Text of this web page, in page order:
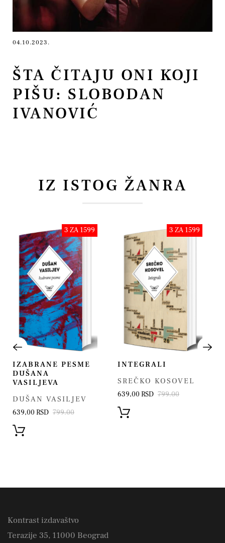
04.10.2023.
ŠTA ČITAJU ONI KOJI
PIŠU: SLOBODAN
IVANOVIĆ
IZ ISTOG ŽANRA
3 ZA 1599
IZABRANE PESME
DUŠANA
VASILJEVA
DUŠAN VASILJEV
639,00 RSD 799.00
3 ZA 1599
INTEGRALI
SREČKO KOSOVEL
639,00 RSD 799.00
Kontrast izdavaštvo
Terazije 35, 11000 Beograd